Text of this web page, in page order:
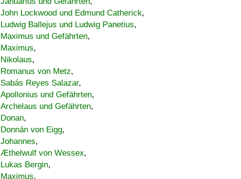
John Lockwood und Edmund Catherick,
Ludwig Ballejus und Ludwig Panetius,
Maximus und Gefährten,
Maximus,
Nikolaus,
Romanus von Metz,
Sabás Reyes Salazar,
Apollonius und Gefährten,
Archelaus und Gefährten,
Donan,
Donnán von Eigg,
Johannes,
Æthelwulf von Wessex,
Lukas Bergin,
Maximus,